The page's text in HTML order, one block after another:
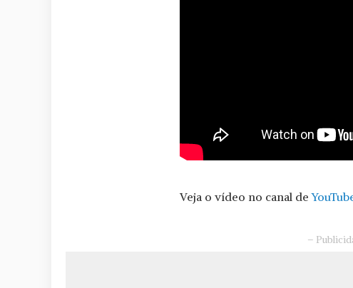
Veja o vídeo no canal de
–